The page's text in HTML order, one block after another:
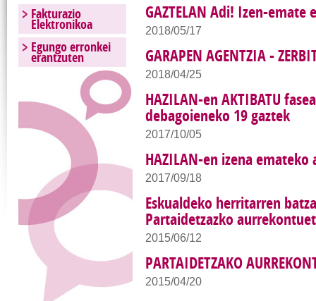
GAZTELAN Adi! Izen-emate
2018/05/17
GARAPEN AGENTZIA -
2018/04/25
HAZILAN-en AKTIBATU
debagoieneko 19 gaztek
2017/10/05
HAZILAN-en izena emateko
2017/09/18
Eskualdeko herritarren
Partaidetzazko
2015/06/12
PARTAIDETZAKO
2015/04/20
Fakturazio
Elektronikoa
Egungo erronkei
erantzuten